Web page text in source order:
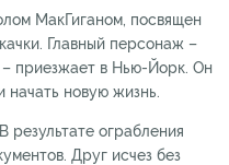
МакГиганом, посвящен
Главный персонаж –
приезжает в Нью-Йорк. Он
начать новую жизнь.
результате ограбления
Друг исчез без